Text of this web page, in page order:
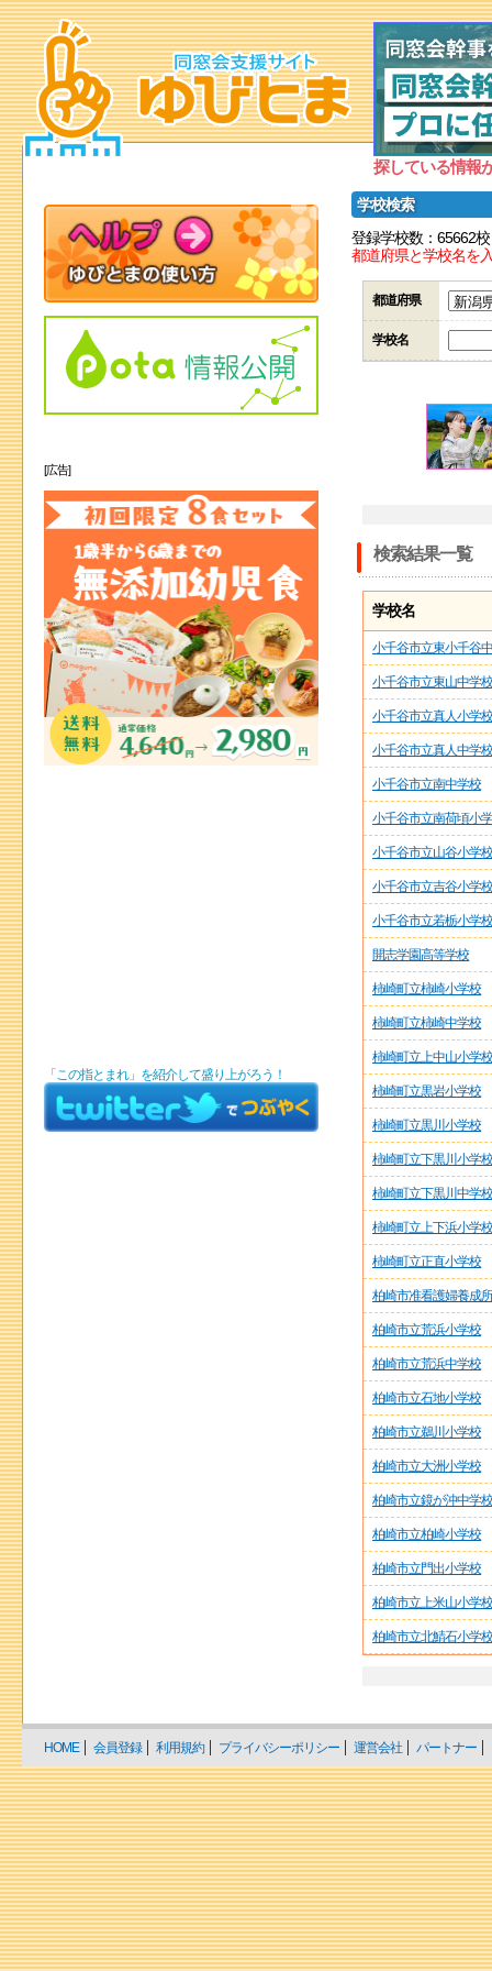
探している情報
学校検索
登録学校数：65662校
都道府県と学校名を
都道府県
学校名
検索結果一覧
学校名
小千谷市立東小千谷
小千谷市立東山中学校
小千谷市立真人小学校
小千谷市立真人中学校
小千谷市立南中学校
小千谷市立南荷頃小
小千谷市立山谷小学校
小千谷市立吉谷小学校
小千谷市立若栃小学校
開志学園高等学校
柿崎町立柿崎小学校
柿崎町立柿崎中学校
柿崎町立上中山小学校
柿崎町立黒岩小学校
柿崎町立黒川小学校
柿崎町立下黒川小学校
柿崎町立下黒川中学校
柿崎町立上下浜小学校
柿崎町立正直小学校
柏崎市准看護婦養成所
柏崎市立荒浜小学校
柏崎市立荒浜中学校
柏崎市立石地小学校
柏崎市立鵜川小学校
柏崎市立大洲小学校
柏崎市立鏡が沖中学校
柏崎市立柏崎小学校
柏崎市立門出小学校
柏崎市立上米山小学校
柏崎市立北鯖石小学校
[広告]
「この指とまれ」を紹介して盛り上がろう！
HOME 会員登録 利用規約 プライバシーポリシー 運営会社 パートナー